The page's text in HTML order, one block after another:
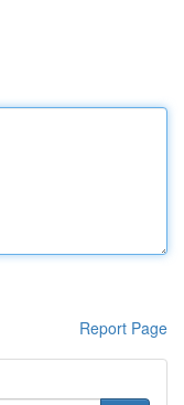
Report Page